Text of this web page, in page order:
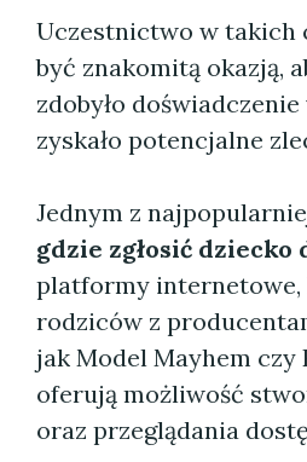
Uczestnictwo w takich
być znakomitą okazją,
zdobyło
zyskało potencjalne
Jednym z
gdzie zgłosić
platformy internetowe,
rodziców z
jak Model Mayhem czy
oferują możliwość
oraz przeglądania